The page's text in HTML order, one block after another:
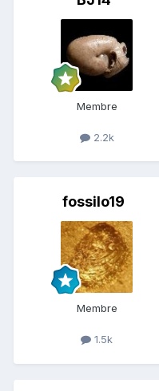
Membre
2.2k
fossilo19
Membre
1.5k